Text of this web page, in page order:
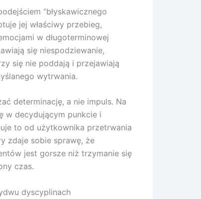
“błyskawicznego
jej właściwy przebieg,
w długoterminowej
się niespodziewanie,
się nie poddają i przejawiają
wytrwania.
determinację, a nie impuls. Na
w decydującym punkcie i
to od użytkownika przetrwania
zdaje sobie sprawę, że
jest gorsze niż trzymanie się
czas.
dyscyplinach